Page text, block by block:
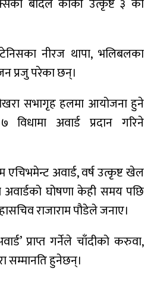
बादल कार्की उत्कृष्ट ३ को
टेनिसका नीरज थापा, भलिबलका
प्रजु परेका छन्।
सभागृह हलमा आयोजना हुने
विधामा अवार्ड प्रदान गरिने
एचिभमेन्ट अवार्ड, वर्ष उत्कृष्ट खेल
अवार्डको घोषणा केही समय पछि
राजाराम पौडेले जनाए।
प्राप्त गर्नेले चाँदीको करुवा,
सम्मानति हुनेछन्।